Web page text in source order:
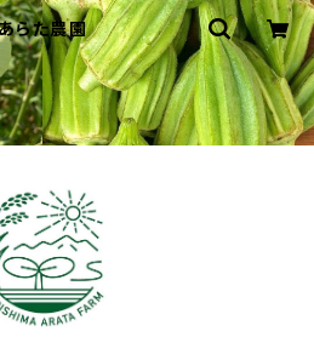
らた農園